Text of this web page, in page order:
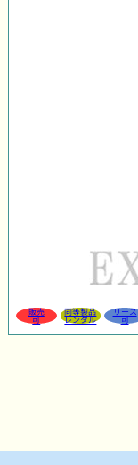
販売
可
同等製品
レンタル
リース
可